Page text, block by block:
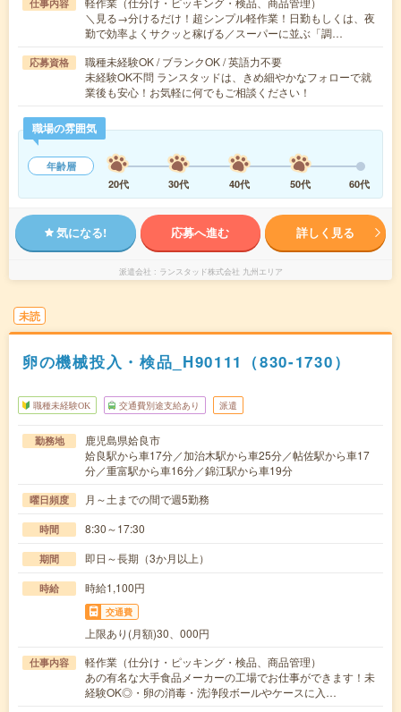
仕事内容
＼見る→分けるだけ！超シンプル軽作業！日勤もしくは、夜
勤で効率よくサクッと稼げる／スーパーに並ぶ「調…
応募資格
職種未経験OK / ブランクOK / 英語力不要
未経験OK不問 ランスタッドは、きめ細やかなフォローで就
業後も安心！お気軽に何でもご相談ください！
職場の雰囲気
年齢層
20代
30代 40代 50代 60代
気になる! 応募へ進む 詳しく見る
派遣会社 ランスタッド株式会社 九州エリア
未読
卵の機械投入・検品_H90111（830-1730）
職種未経験OK 交通費別途支給あり 派遣
勤務地
鹿児島県姶良市
姶良駅から車17分／加治木駅から車25分／帖佐駅から車17
分／重富駅から車16分／錦江駅から車19分
曜日頻度 月～土までの間で週5勤務
時間 8:30～17:30
期間 即日～長期（3か月以上）
時給 時給1,100円
交通費
上限あり(月額)30、000円
仕事内容
軽作業（仕分け・ピッキング・検品、商品管理）
あの有名な大手食品メーカーの工場でお仕事ができます！未
経験OK◎・卵の消毒・洗浄段ボールやケースに入…